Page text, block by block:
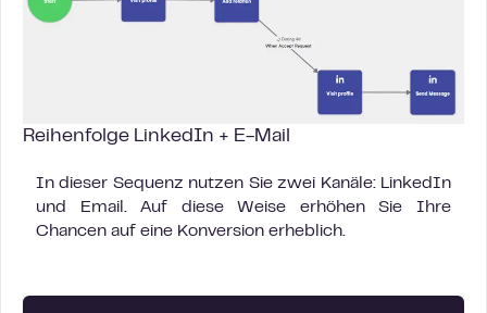
Reihenfolge LinkedIn + E-Mail
In dieser Sequenz nutzen Sie zwei Kanäle: LinkedIn
und Email. Auf diese Weise erhöhen Sie Ihre
Chancen auf eine Konversion erheblich.